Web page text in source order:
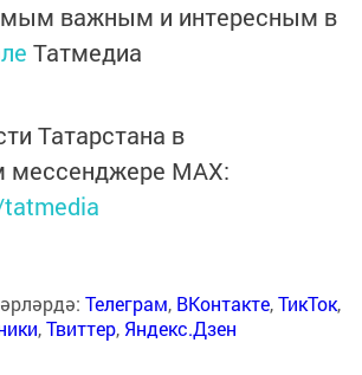
важным и интересным в
Татмедиа
Татарстана в
мессенджере MАХ:
Телеграм, ВКонтакте,ТикТок,
,Твиттер, Яндекс.Дзен